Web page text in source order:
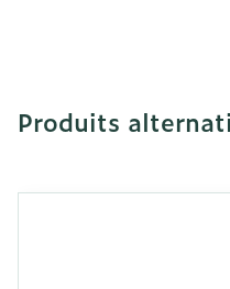
Marques
Produits
Il est possible de
Appuyer sur pour
Appuyez sur cette